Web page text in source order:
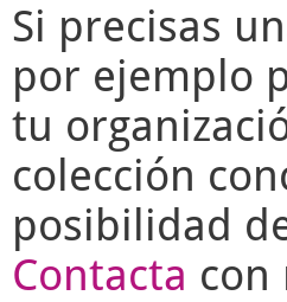
Si precisas
por ejemplo
tu
colección
posibilidad
Contacta con